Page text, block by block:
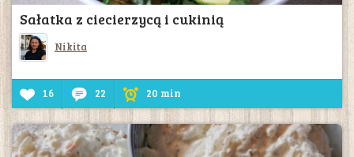
Sałatka z ciecierzycą i cukinią
Nikita
16 22 20 min